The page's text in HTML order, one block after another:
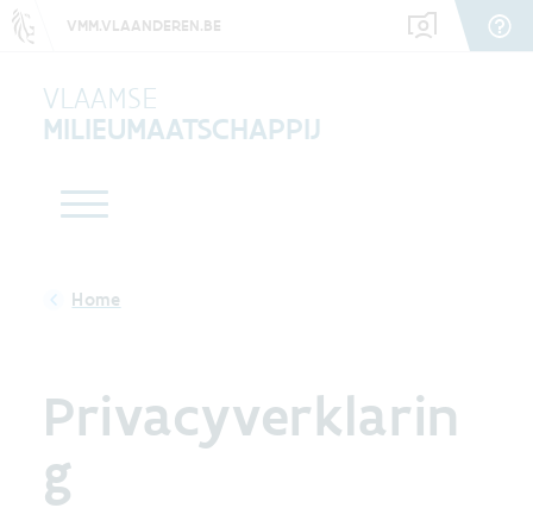
VMM.VLAANDEREN.BE
VLAAMSE
MILIEUMAATSCHAPPIJ
Privacyverklarin
g